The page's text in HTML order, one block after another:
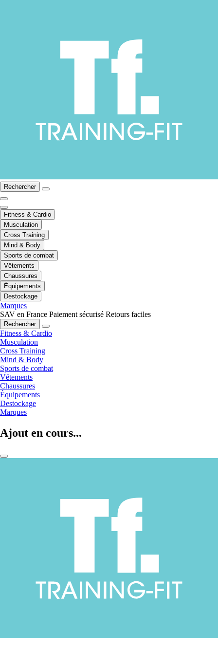
Rechercher
Fitness & Cardio
Musculation
Cross Training
Mind & Body
Sports de combat
Vêtements
Chaussures
Équipements
Destockage
Marques
SAV en France Paiement sécurisé Retours faciles
Rechercher
Fitness & Cardio
Musculation
Cross Training
Mind & Body
Sports de combat
Vêtements
Chaussures
Équipements
Destockage
Marques
Ajout en cours...